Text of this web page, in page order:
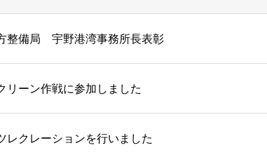
整備局 宇野港湾事務所長表彰
リーン作戦に参加しました
レクレーションを行いました